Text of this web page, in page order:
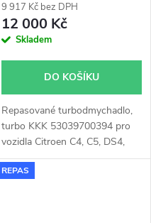
9 917 Kč bez DPH
12 000 Kč
Skladem
DO KOŠÍKU
Repasované turbodmychadlo,
turbo KKK 53039700394 pro
vozidla Citroen C4, C5, DS4,
DS5, Grand C4, Jumpy, Fiat
Scudo, Ford C-Max, Focus,
REPAS